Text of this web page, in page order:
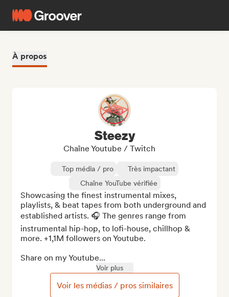
À propos
Steezy
Chaîne Youtube / Twitch
Top média / pro
Très impactant
Chaîne YouTube vérifiée
Showcasing the finest instrumental mixes,
playlists, & beat tapes from both underground and
established artists. 🎧 The genres range from
instrumental hip-hop, to lofi-house, chillhop &
more. +1,1M followers on Youtube.
Share on my Youtube...
Voir plus
Voir les médias / pros similaires